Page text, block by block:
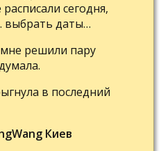
сегодня,
выбрать даты…
решили пару
в последний
Киев